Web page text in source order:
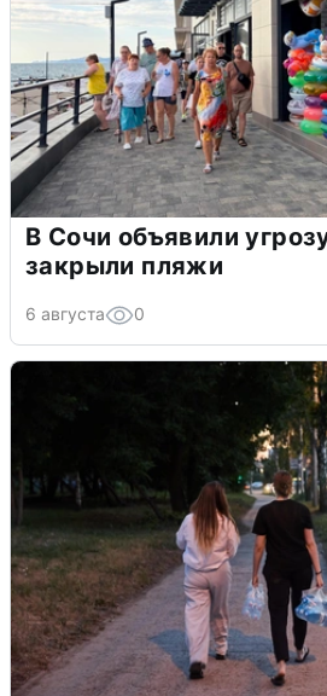
В Сочи объявили
закрыли пляжи
6 августа 0